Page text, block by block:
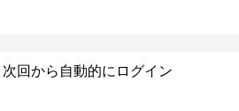
次回から自動的にログイン